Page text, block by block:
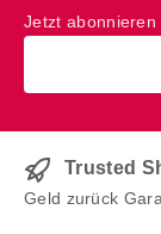
Jetzt
Trusted
Geld zurück